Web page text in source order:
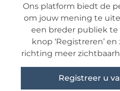
Ons platform biedt de
om jouw mening te
een breder publiek te
knop ‘Registreren’
richting meer
Registreer u